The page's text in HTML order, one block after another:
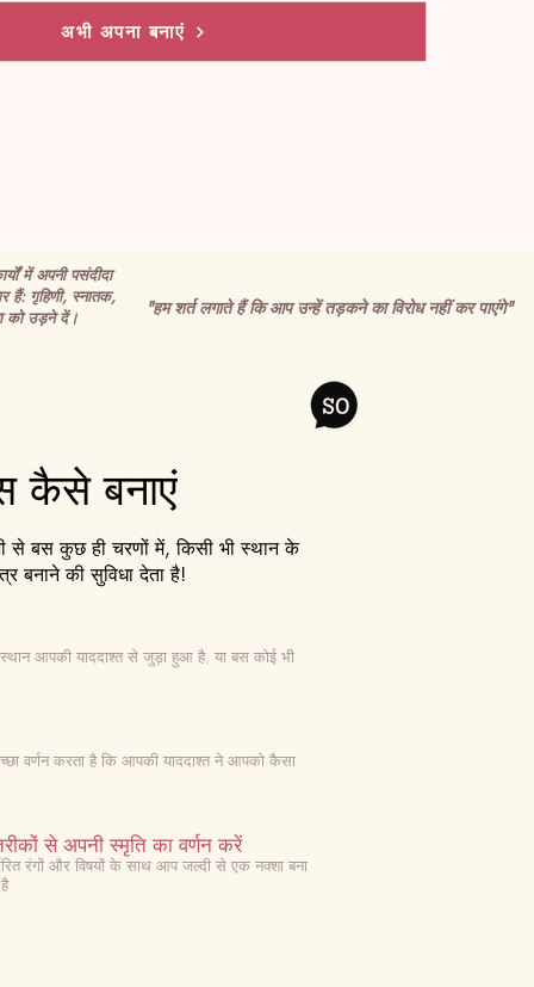
अभी अपना बनाएं
में अपनी पसंदीदा
हैं: गृहिणी, स्नातक,
को उड़ने दें।
"हम शर्त लगाते हैं कि आप उन्हें तड़कने का विरोध नहीं कर पाएंगे"
कैसे बनाएं
से बस कुछ ही चरणों में, किसी भी स्थान के
बनाने की सुविधा देता है!
आपकी याददाश्त से जुड़ा हुआ है, या बस कोई भी
वर्णन करता है कि आपकी याददाश्त ने आपको कैसा
से अपनी स्मृति का वर्णन करें
रंगों और विषयों के साथ आप जल्दी से एक नक्शा बना